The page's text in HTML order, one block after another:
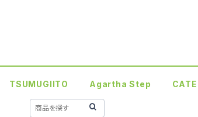
TSUMUGIITO Agartha Step